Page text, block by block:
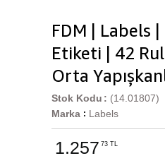
FDM | Labels
Etiketi | 42
Orta
(14.01807)
Stok Kodu
Marka : Labels
1.257 73 TL